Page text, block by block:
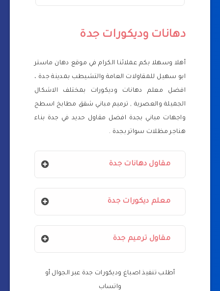
دهانات وديكورات جدة
أهلا وسهلا بكم عملائنا الكرام في موقع دهان ماستر
ابو سهيل للمقاولات العامة والتشيطب بمدينة جدة ،
افضل معلم دهانات وديكورات بمختلف الاشكال
الجميلة والعصرية , ترميم مباني شقق مطابخ اسطح
واجهات مباني بجدة افضل مقاول حديد في جدة بناء
هناجر مظلات سواتر بجدة .
مقاول دهانات جدة
معلم ديكورات جدة
مقاول ترميم جدة
أطلب تنفيذ اصباغ وديكورات جدة عبر الجوال أو
واتساب